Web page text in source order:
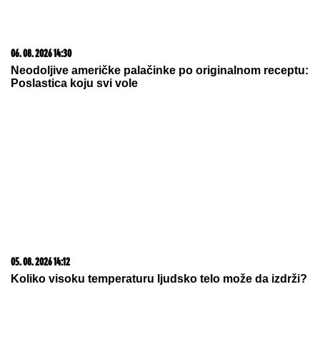
06. 08. 2026 14:30
Neodoljive američke palačinke po originalnom receptu:
Poslastica koju svi vole
05. 08. 2026 14:12
Koliko visoku temperaturu ljudsko telo može da izdrži?